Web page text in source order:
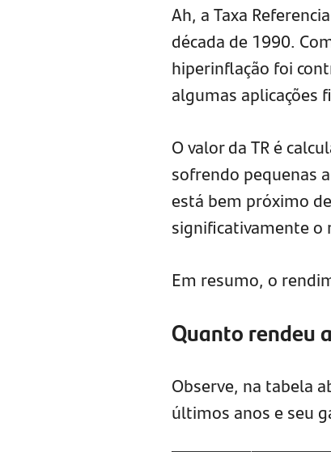
Ah, a Taxa
década de 1990.
hiperinflação foi
algumas aplicações
O valor da TR é
sofrendo pequenas
está bem próximo
significativamente o
Em resumo, o
Quanto rendeu
Observe, na tabela
últimos anos e seu